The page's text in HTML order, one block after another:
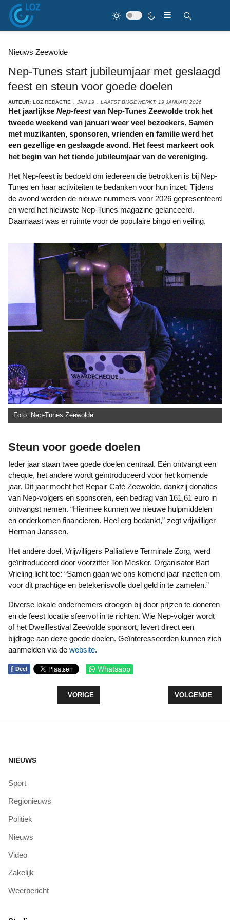
Nieuws Zeewolde
Nep-Tunes start jubileumjaar met geslaagd
feest en steun voor goede doelen
AUTEUR: LOZ REDACTIE JAN 19 LAATST BIJGEWERKT: 19 JANUARI 2026
Het jaarlijkse Nep-feestvan Nep-Tunes Zeewolde trok het
tweede weekend van januari weer veel bezoekers. Samen
met muzikanten, sponsoren, vrienden en familie werd het
een gezellige en geslaagde avond. Het feest markeert ook
het begin van het tiende jubileumjaar van de vereniging.
Het Nep-feest is bedoeld om iedereen die betrokken is bij Nep-
Tunes en haar activiteiten te bedanken voor hun inzet. Tijdens
de avond werden de nieuwe nummers voor 2026 gepresenteerd
en werd het nieuwste Nep-Tunes magazine gelanceerd.
Daarnaast was er ruimte voor de populaire bingo en veiling.
Foto: Nep-Tunes Zeewolde
Steun voor goede doelen
Ieder jaar staan twee goede doelen centraal. Eén ontvangt een
cheque, het andere wordt geïntroduceerd voor het komende
jaar. Dit jaar mocht het Repair Café Zeewolde, dankzij donaties
van Nep-volgers en sponsoren, een bedrag van 161,61 euro in
ontvangst nemen. “Hiermee kunnen we nieuwe hulpmiddelen
en onderkomen financieren. Heel erg bedankt,” zegt vrijwilliger
Herman Janssen.
Het andere doel, Vrijwilligers Palliatieve Terminale Zorg, werd
geïntroduceerd door voorzitter Ton Mesker. Organisator Bart
Vrieling licht toe: “Samen gaan we ons komend jaar inzetten om
voor dit prachtige en betekenisvolle doel geld in te zamelen.”
Diverse lokale ondernemers droegen bij door prijzen te doneren
en de feest locatie sfeervol in te richten. Wie Nep-volger wordt
of het Dweilfestival Zeewolde sponsort, levert direct een
bijdrage aan deze goede doelen. Geïnteresseerden kunnen zich
aanmelden via de website.
f Deel Whatsapp
VORIG ARTIKEL: UPDATE: HISTORISCHE
VORIGE VOLGENDE
VOLGENDE
NIEUWS
Sport
Regionieuws
Politiek
Nieuws
Video
Zakelijk
Weerbericht